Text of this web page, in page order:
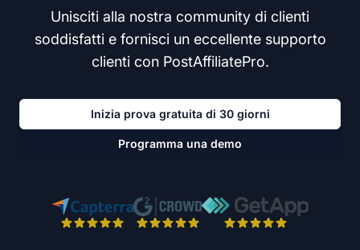
Unisciti alla nostra community di clienti
soddisfatti e fornisci un eccellente supporto
clienti con PostAffiliatePro.
Inizia prova gratuita di 30 giorni
Programma una demo